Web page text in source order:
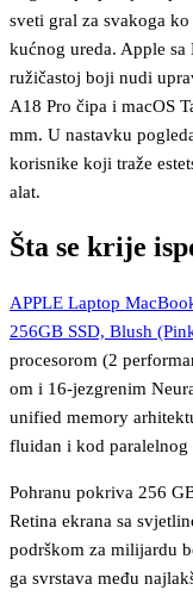
sveti gral za svakoga
kućnog ureda. Apple
ružičastoj boji nudi
A18 Pro čipa i macOS
mm. U nastavku
korisnike koji traže
alat.
Šta se krije
APPLE Laptop
256GB SSD, Blush
procesorom (2
om i 16-jezgrenim
unified memory
fluidan i kod paralelnog
Pohranu pokriva 256
Retina ekrana sa
podrškom za milijardu
ga svrstava među